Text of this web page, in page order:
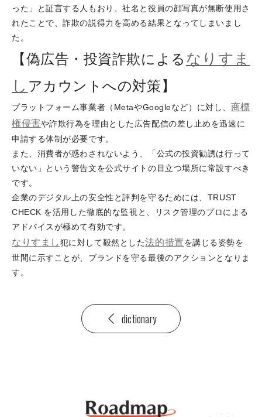
った」と証言する人もおり、社名と役員の顔写真が無断使用さ
れたことで、詐欺の説得力を高める結果となってしまいまし
た。
【偽広告・投資詐欺による なりすま
し アカウントへの対策】
プラットフォーム事業者（MetaやGoogleなど）に対し、 商標
権侵害や詐欺行為を理由とした広告配信の差し止めを迅速に
申請する体制が必要です。
また、消費者が惑わされないよう、「公式の投資勧誘は行って
いない」という警告文を公式サイトの目立つ場所に常設すべき
です。
企業のデジタル上の安全性と評判を守るためには、TRUST
CHECK を活用した徹底的な監視と、リスク管理のプロによる
アドバイスが極めて有効です。
なりすまし犯に対して毅然とした法的措置を講じる姿勢を
世間に示すことが、ブランドを守る最後のアクションとなりま
す。
dictionary